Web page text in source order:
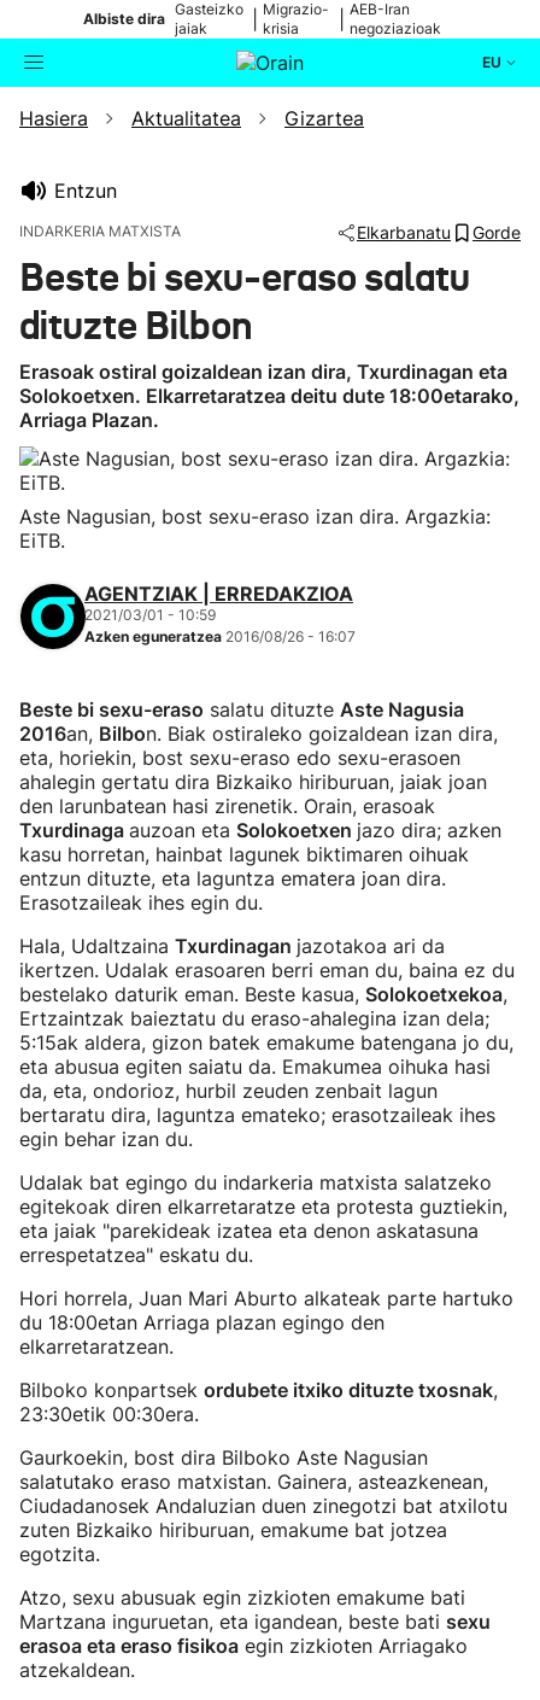
Albiste dira
Gasteizko
jaiak
Migrazio-
krisia
AEB-Iran
negoziazioak
EU
Bilatzailea Aktualitatea
Ikusmiran
Eguraldia
Hasiera Aktualitatea Gizartea
Entzun
INDARKERIA MATXISTA Elkarbanatu Gorde
Beste bi sexu-eraso salatu
dituzte Bilbon
Erasoak ostiral goizaldean izan dira, Txurdinagan eta
Solokoetxen. Elkarretaratzea deitu dute 18:00etarako,
Arriaga Plazan.
Aste Nagusian, bost sexu-eraso izan dira. Argazkia:
EiTB.
AGENTZIAK | ERREDAKZIOA
2021/03/01 - 10:59
Azken eguneratzea 2016/08/26 - 16:07
Beste bi sexu-eraso salatu dituzte Aste Nagusia
2016an, Bilbon. Biak ostiraleko goizaldean izan dira,
eta, horiekin, bost sexu-eraso edo sexu-erasoen
ahalegin gertatu dira Bizkaiko hiriburuan, jaiak joan
den larunbatean hasi zirenetik. Orain, erasoak
Txurdinaga auzoan eta Solokoetxen jazo dira; azken
kasu horretan, hainbat lagunek biktimaren oihuak
entzun dituzte, eta laguntza ematera joan dira.
Erasotzaileak ihes egin du.
Hala, Udaltzaina Txurdinagan jazotakoa ari da
ikertzen. Udalak erasoaren berri eman du, baina ez du
bestelako daturik eman. Beste kasua, Solokoetxekoa,
Ertzaintzak baieztatu du eraso-ahalegina izan dela;
5:15ak aldera, gizon batek emakume batengana jo du,
eta abusua egiten saiatu da. Emakumea oihuka hasi
da, eta, ondorioz, hurbil zeuden zenbait lagun
bertaratu dira, laguntza emateko; erasotzaileak ihes
egin behar izan du.
Udalak bat egingo du indarkeria matxista salatzeko
egitekoak diren elkarretaratze eta protesta guztiekin,
eta jaiak "parekideak izatea eta denon askatasuna
errespetatzea" eskatu du.
Hori horrela, Juan Mari Aburto alkateak parte hartuko
du 18:00etan Arriaga plazan egingo den
elkarretaratzean.
Bilboko konpartsek ordubete itxiko dituzte txosnak,
23:30etik 00:30era.
Gaurkoekin, bost dira Bilboko Aste Nagusian
salatutako eraso matxistan. Gainera, asteazkenean,
Ciudadanosek Andaluzian duen zinegotzi bat atxilotu
zuten Bizkaiko hiriburuan, emakume bat jotzea
egotzita.
Atzo, sexu abusuak egin zizkioten emakume bati
Martzana inguruetan, eta igandean, beste bati sexu
erasoa eta eraso fisikoa egin zizkioten Arriagako
atzekaldean.